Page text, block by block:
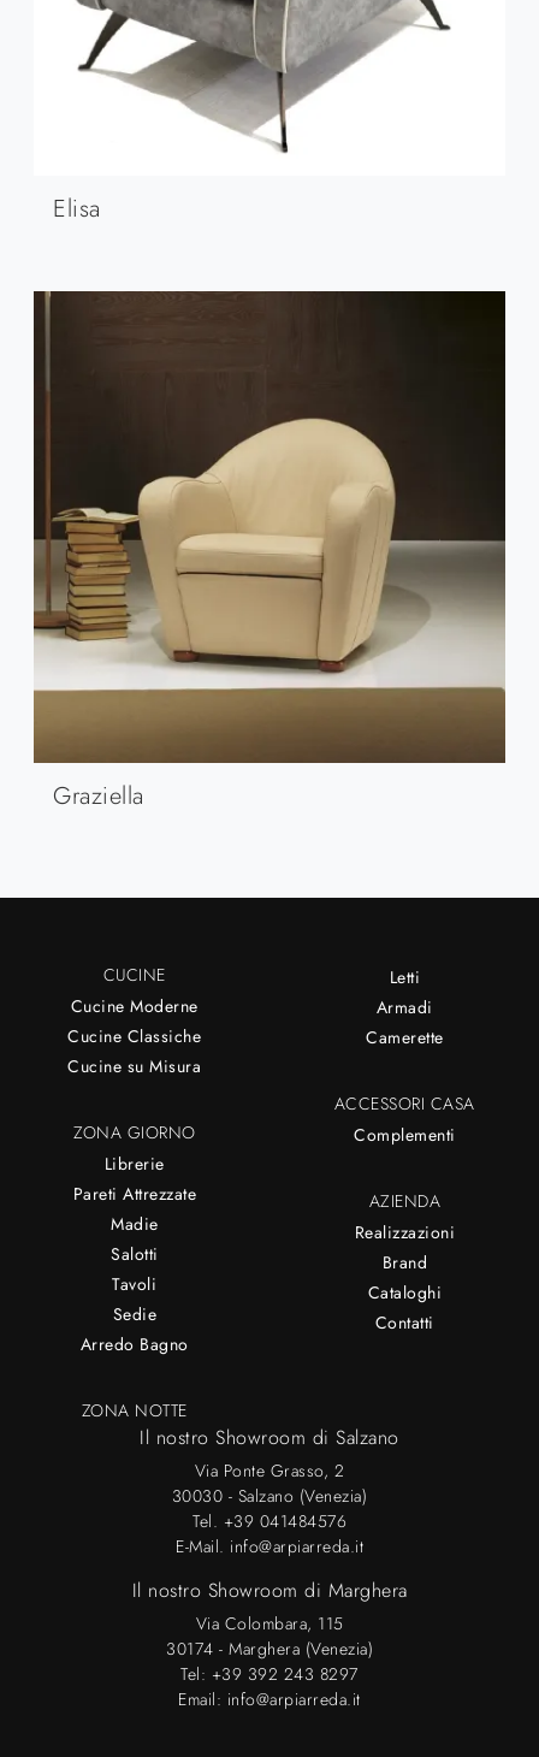
Elisa
Graziella
CUCINE
Cucine Moderne
Cucine Classiche
Cucine su Misura
ZONA GIORNO
Librerie
Pareti Attrezzate
Madie
Salotti
Tavoli
Sedie
Arredo Bagno
ZONA NOTTE
Letti
Armadi
Camerette
ACCESSORI CASA
Complementi
AZIENDA
Realizzazioni
Brand
Cataloghi
Contatti
Il nostro Showroom di Salzano
Via Ponte Grasso, 2
30030 - Salzano (Venezia)
Tel. +39 041484576
E-Mail. info@arpiarreda.it
Il nostro Showroom di Marghera
Via Colombara, 115
30174 - Marghera (Venezia)
Tel: +39 392 243 8297
Email: info@arpiarreda.it